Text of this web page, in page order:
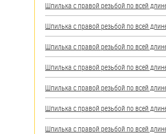
Такелаж
Хомуты
Шайбы
Шпильки
Шплинты
Штифты и пальцы
Шпилька с правой резьбой по всей
Шпилька с правой резьбой по всей
Шпилька с правой резьбой по всей
Шпилька с правой резьбой по всей
Шпилька с правой резьбой по всей
Шпилька с правой резьбой по всей
Шпилька с правой резьбой по всей